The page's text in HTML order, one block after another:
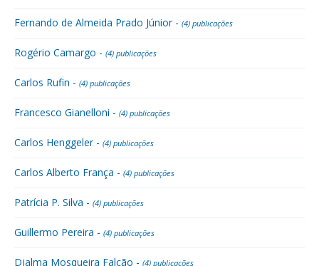
Fernando de Almeida Prado Júnior - (4) publicações
Rogério Camargo - (4) publicações
Carlos Rufin - (4) publicações
Francesco Gianelloni - (4) publicações
Carlos Henggeler - (4) publicações
Carlos Alberto França - (4) publicações
Patrícia P. Silva - (4) publicações
Guillermo Pereira - (4) publicações
Djalma Mosqueira Falcão - (4) publicações